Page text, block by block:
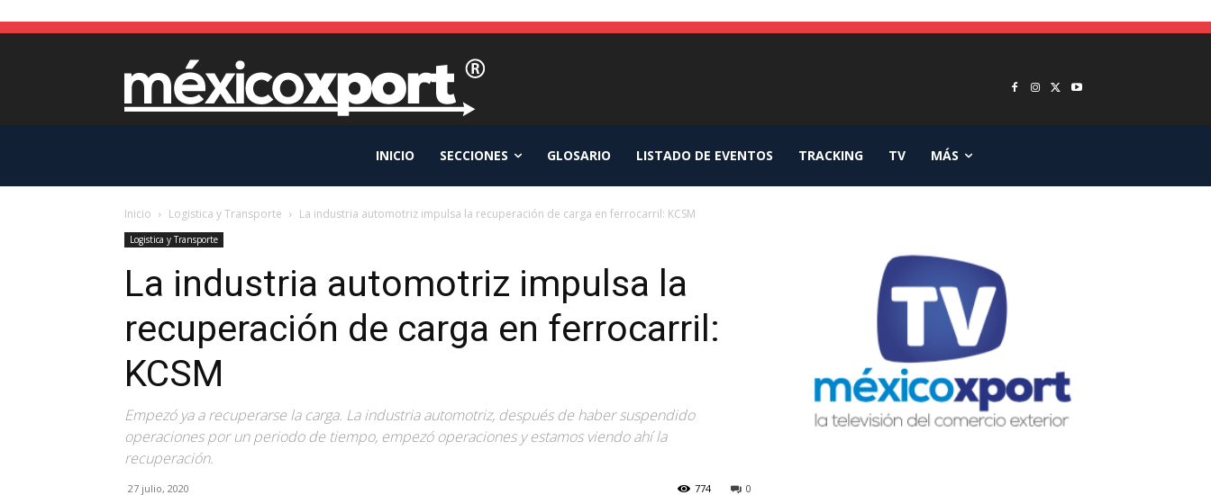
INICIO SECCIONES GLOSARIO LISTADO DE EVENTOS TRACKING TV MÁS
Inicio Logistica y Transporte La industria automotriz impulsa la recuperación de carga en ferrocarril: KCSM
Logistica y Transporte
La industria automotriz impulsa la
recuperación de carga en ferrocarril:
KCSM
Empezó ya a recuperarse la carga. La industria automotriz, después de haber suspendido
operaciones por un periodo de tiempo, empezó operaciones y estamos viendo ahí la
recuperación.
27 julio, 2020 0
774